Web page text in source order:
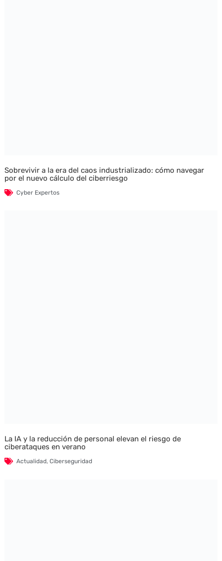
Sobrevivir a la era del caos industrializado: cómo navegar
por el nuevo cálculo del ciberriesgo
Cyber Expertos
La IA y la reducción de personal elevan el riesgo de
ciberataques en verano
Actualidad, Ciberseguridad